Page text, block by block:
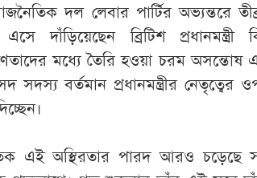
দল লেবার পার্টির অভ্যন্তরে
এসে দাঁড়িয়েছেন ব্রিটিশ
মধ্যে তৈরি হওয়া চরম অসন্তোষ
সদস্য বর্তমান প্রধানমন্ত্রীর নেতৃত্বের
এই অস্থিরতার পারদ আরও চড়েছে